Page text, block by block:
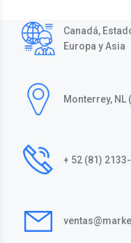
Canadá,
Europa y Asia
Monterrey, NL
+ 52 (81)